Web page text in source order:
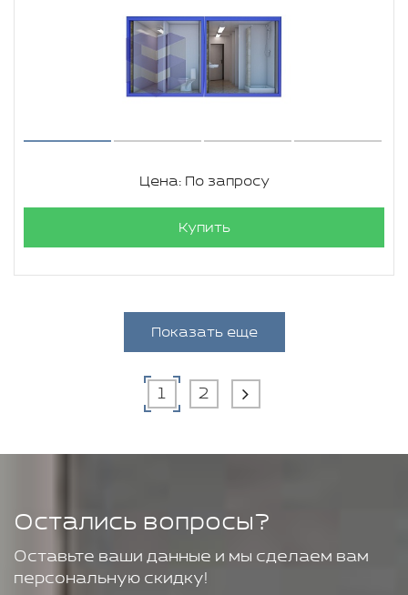
Цена: По запросу
Купить
Показать еще
1 2
Остались вопросы?
Оставьте ваши данные и мы сделаем вам
персональную скидку!